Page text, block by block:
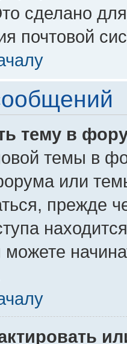
сделано
почтовой
тему в
темы в
или
прежде